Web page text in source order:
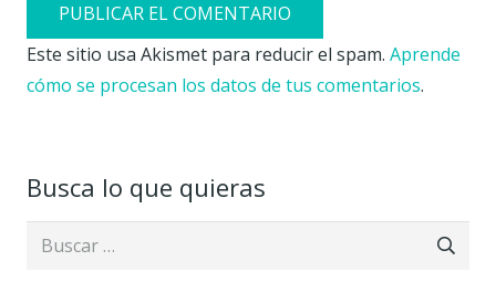
PUBLICAR EL COMENTARIO
Este sitio usa Akismet para reducir el spam. Aprende
cómo se procesan los datos de tus comentarios.
Busca lo que quieras
Buscar: